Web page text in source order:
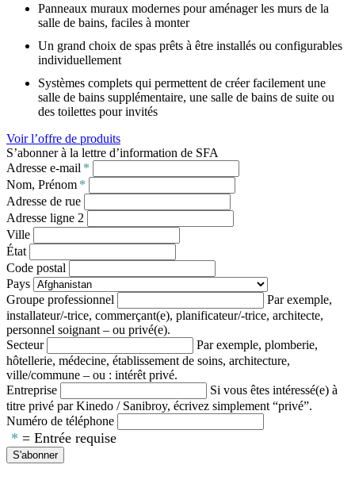
Panneaux muraux modernes pour aménager les murs de la
salle de bains, faciles à monter
Un grand choix de spas prêts à être installés ou configurables
individuellement
Systèmes complets qui permettent de créer facilement une
salle de bains supplémentaire, une salle de bains de suite ou
des toilettes pour invités
Voir l’offre de produits
S’abonner à la lettre d’information de SFA
Adresse e-mail *
Nom, Prénom *
Adresse de rue
Adresse ligne 2
Ville
État
Code postal
Pays
Groupe professionnel
Par exemple,
installateur/-trice, commerçant(e), planificateur/-trice, architecte,
personnel soignant – ou privé(e).
Secteur
Par exemple, plomberie,
hôtellerie, médecine, établissement de soins, architecture,
ville/commune – ou : intérêt privé.
Entreprise
Si vous êtes intéressé(e) à
titre privé par Kinedo / Sanibroy, écrivez simplement “privé”.
Numéro de téléphone
* = Entrée requise